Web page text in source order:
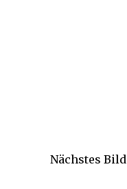
Nächstes Bild